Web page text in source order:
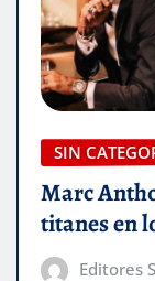
SIN
Marc
titanes en
Editores